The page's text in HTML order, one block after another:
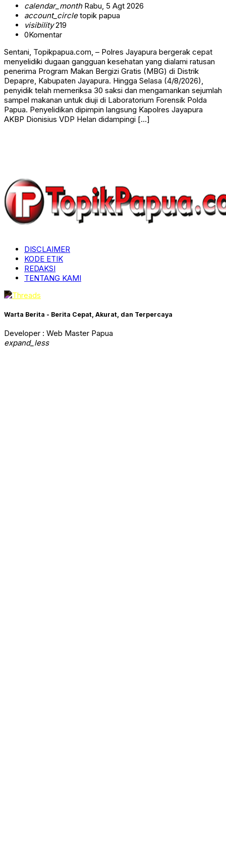
calendar_monthRabu, 5 Agt 2026
account_circletopik papua
visibility219
0Komentar
Sentani, Topikpapua.com, – Polres Jayapura bergerak cepat
menyelidiki dugaan gangguan kesehatan yang dialami ratusan
penerima Program Makan Bergizi Gratis (MBG) di Distrik
Depapre, Kabupaten Jayapura. Hingga Selasa (4/8/2026),
penyidik telah memeriksa 30 saksi dan mengamankan sejumlah
sampel makanan untuk diuji di Laboratorium Forensik Polda
Papua. Penyelidikan dipimpin langsung Kapolres Jayapura
AKBP Dionisius VDP Helan didampingi […]
DISCLAIMER
KODE ETIK
REDAKSI
TENTANG KAMI
Warta Berita - Berita Cepat, Akurat, dan Terpercaya
Developer : Web Master Papua
expand_less